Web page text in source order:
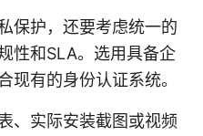
保护，还要考虑统一的
性和SLA。选用具备企
现有的身份认证系统。
、实际安装截图或视频